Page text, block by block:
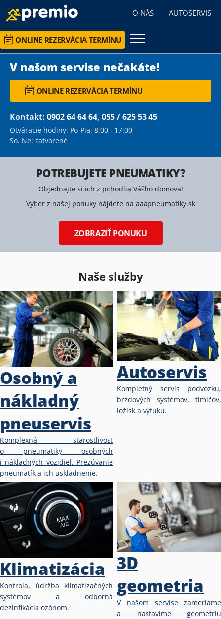
O NÁS AUTOSERVIS
ONLINE REZERVÁCIA TERMÍNU
V našom servise nečakáte!
ONLINE REZERVÁCIA TERMÍNU
Kontakt: 0902 64 64 64, 055 / 625 53 45
Otváracie hodiny: Po-Pia: 8:00 - 17:00
So, Ne: zatvorené
POTREBUJETE PNEUMATIKY?
Objednajte si ich z pohodlia Vášho domova!
Výber z našej ponuky nájdete na aaapneumatiky.sk
ZOBRAZIŤ PONUKU
Naše služby
Osobný a
nákladný
pneuservis
Komplexná starostlivosť
o pneumatiky osobných
i nákladných vozidiel. Prezúvanie
pneumatík a ich uskladnenie.
Autoservis
Kompletný servis podvozku,
brzdových systémov, tlmičov,
ložísk a výfuku.
Klimatizácia
Kontrola, údržba klimatizačných
systémov a odborná
dezinfikácia ozónom.
3D
geometria
V našom servise zameriame
a nastavíme geometriu